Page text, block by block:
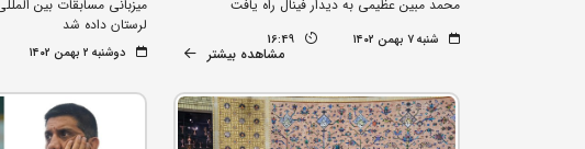
محمد مبین عظیمی به دیدار فینال راه یافت
شنبه ۷ بهمن ۱۴۰۲ 16:49
مشاهده بیشتر
میزبانی مسابقات بین
لرستان داده شد
دوشنبه ۲ بهمن ۱۴۰۲